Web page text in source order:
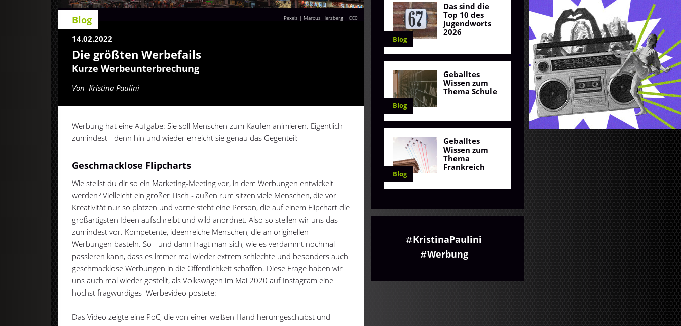
Pexels | Marcus Herzberg| CC0
Blog
14.02.2022
Die größten Werbefails
Kurze Werbeunterbrechung
Von Kristina Paulini
Werbung hat eine Aufgabe: Sie soll Menschen zum Kaufen animieren. Eigentlich
zumindest - denn hin und wieder erreicht sie genau das Gegenteil:
Geschmacklose Flipcharts
Wie stellst du dir so ein Marketing-Meeting vor, in dem Werbungen entwickelt
werden? Vielleicht ein großer Tisch - außen rum sitzen viele Menschen, die vor
Kreativität nur so platzen und vorne steht eine Person, die auf einem Flipchart die
großartigsten Ideen aufschreibt und wild anordnet. Also so stellen wir uns das
zumindest vor. Kompetente, ideenreiche Menschen, die an originellen
Werbungen basteln. So - und dann fragt man sich, wie es verdammt nochmal
passieren kann, dass es immer mal wieder extrem schlechte und besonders auch
geschmacklose Werbungen in die Öffentlichkeit schaffen. Diese Frage haben wir
uns auch mal wieder gestellt, als Volkswagen im Mai 2020 auf Instagram eine
höchst fragwürdiges Werbevideo postete:
Das Video zeigte eine PoC, die von einer weißen Hand herumgeschubst und
Blog
Das sind die
Top 10 des
Jugendworts
2026
Blog
Geballtes
Wissen zum
Thema Schule
Blog
Geballtes
Wissen zum
Thema
Frankreich
KristinaPaulini
Werbung